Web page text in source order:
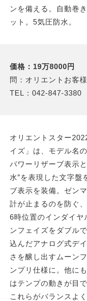
ンを備える。自動巻
ット。5気圧防水。
価格：19万8000円
問：オリエントお客
TEL：042-847-3380
オリエントスター
イズ」は、モデル名
パワーリザーブ表示
水”を表現した文字盤
ブ表示を装備。ゼン
計が止まるのを防ぐ
6時位置のインダイヤ
ンフェイズをダブル
込んだアナログ式デ
さを醸し出すムーン
ンプリ仕様に。他に
はテンプの動きが目
これらがバランスよ